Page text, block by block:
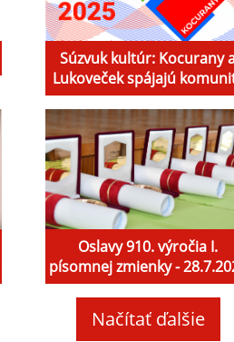
Súzvuk kultúr: Kocurany
Lukoveček spájajú
Oslavy 910. výročia I.
písomnej zmienky -
Načítať ďalšie